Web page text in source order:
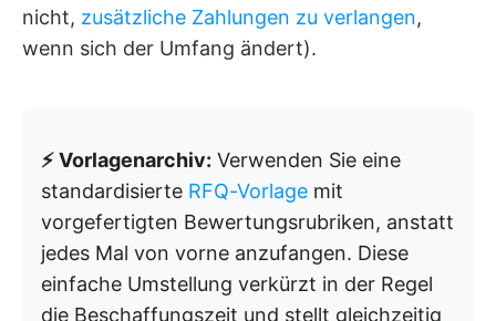
nicht, zusätzliche Zahlungen zu verlangen,
wenn sich der Umfang ändert).
⚡ Vorlagenarchiv: Verwenden Sie eine
standardisierte RFQ-Vorlage mit
vorgefertigten Bewertungsrubriken, anstatt
jedes Mal von vorne anzufangen. Diese
einfache Umstellung verkürzt in der Regel
die Beschaffungszeit und stellt gleichzeitig